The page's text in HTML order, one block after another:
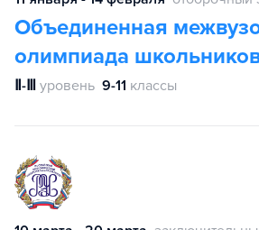
Объединенная
олимпиада
Ⅱ-Ⅲ уровень 9-11 классы